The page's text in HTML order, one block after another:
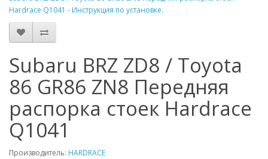
Hardrace Q1041 - Инструкция по установке.
Subaru BRZ ZD8 / Toyota
86 GR86 ZN8 Передняя
распорка стоек Hardrace
Q1041
Производитель: HARDRACE